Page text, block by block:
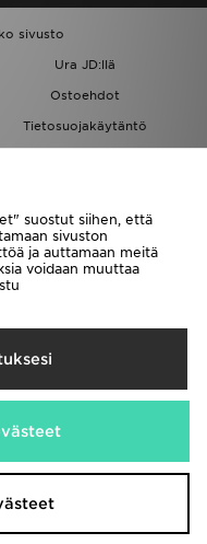
sivusto
Ura JD:llä
Ostoehdot
Tietosuojakäytäntö
JD Blog
maksutavat
www.jdplc.com
suostut siihen, että
sivuston
ja auttamaan meitä
voidaan muuttaa